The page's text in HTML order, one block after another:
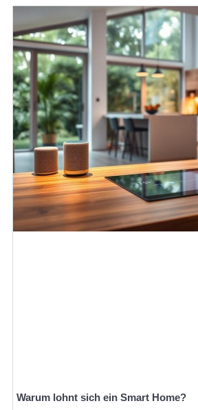
Warum lohnt sich ein Smart Home?